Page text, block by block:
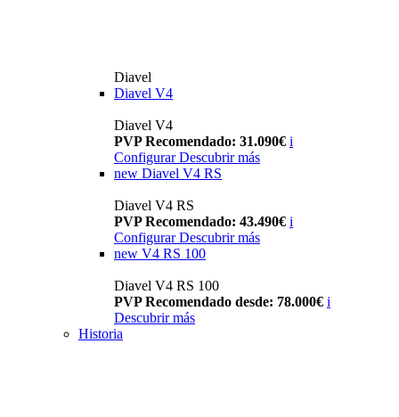
Diavel
Diavel V4
Diavel V4
PVP Recomendado: 31.090€ i
Configurar Descubrir más
new Diavel V4 RS
Diavel V4 RS
PVP Recomendado: 43.490€ i
Configurar Descubrir más
new V4 RS 100
Diavel V4 RS 100
PVP Recomendado desde: 78.000€ i
Descubrir más
Historia